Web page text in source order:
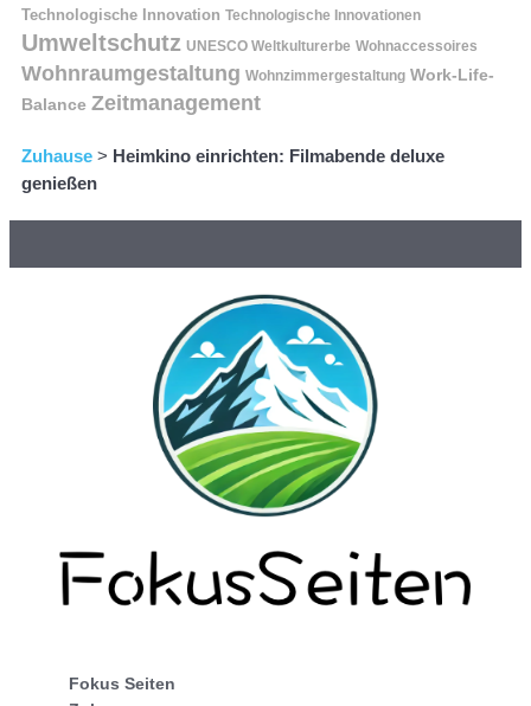
Technologische Innovation Technologische Innovationen
Umweltschutz UNESCO Weltkulturerbe Wohnaccessoires
Wohnraumgestaltung Wohnzimmergestaltung Work-Life-
Balance Zeitmanagement
Zuhause > Heimkino einrichten: Filmabende deluxe
genießen
Fokus Seiten